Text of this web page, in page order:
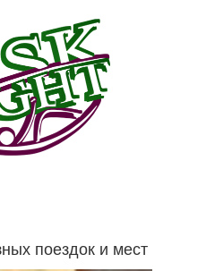
поездок и мест